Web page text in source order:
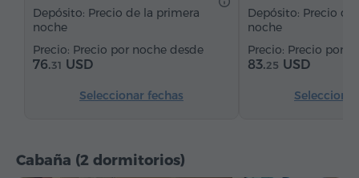
Alfombrado Refriderador Agua embotellada
Té/Café
Depósito: Precio de la primera
noche
Precio por noche desde
76.31 USD
Seleccionar fechas
Depósito: Precio
noche
Precio por
83.25 USD
Cabaña (2 dormitorios)